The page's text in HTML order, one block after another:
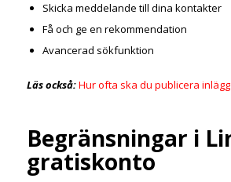
Skicka meddelande till dina kontakter
Få och ge en rekommendation
Avancerad sökfunktion
Läs också:Hur ofta ska du publicera
Begränsningar i
gratiskonto